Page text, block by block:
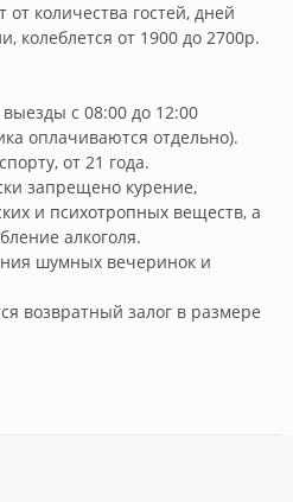
от количества гостей, дней
колеблется от 1900 до 2700р.
с 08:00 до 12:00
оплачиваются отдельно).
от 21 года.
запрещено курение,
и психотропных веществ, а
алкоголя.
шумных вечеринок и
возвратный залог в размере